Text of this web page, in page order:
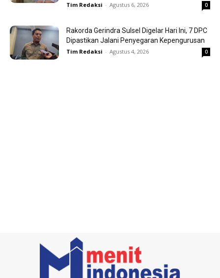
Tim Redaksi - Agustus 6, 2026 0
Rakorda Gerindra Sulsel Digelar Hari Ini, 7 DPC
Dipastikan Jalani Penyegaran Kepengurusan
Tim Redaksi - Agustus 4, 2026 0